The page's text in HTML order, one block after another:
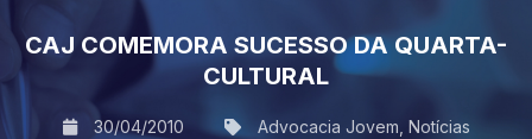
CAJ COMEMORA SUCESSO DA QUARTA-
CULTURAL
30/04/2010 Advocacia Jovem Notícias